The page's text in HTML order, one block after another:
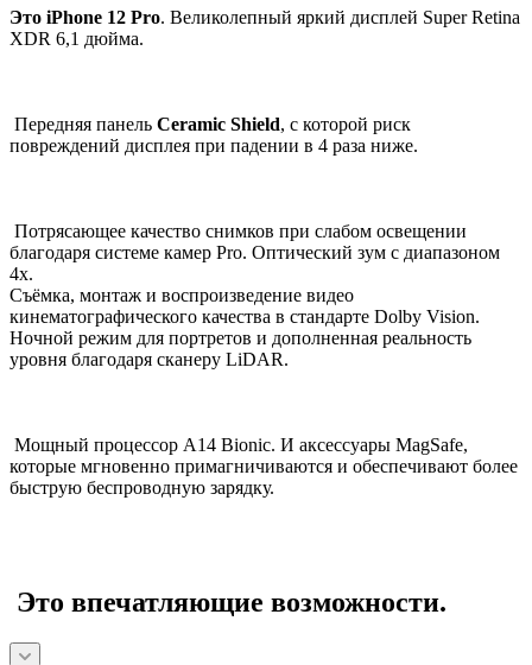
Это iPhone 12 Pro. Великолепный яркий дисплей Super Retina
XDR 6,1 дюйма.
Передняя панель Ceramic Shield, с которой риск
повреждений дисплея при падении в 4 раза ниже.
Потрясающее качество снимков при слабом освещении
благодаря системе камер Pro. Оптический зум с диапазоном
4x.
Съёмка, монтаж и воспроизведение видео
кинематографического качества в стандарте Dolby Vision.
Ночной режим для портретов и дополненная реальность
уровня благодаря сканеру LiDAR.
Мощный процессор A14 Bionic. И аксессуары MagSafe,
которые мгновенно примагничиваются и обеспечивают более
быструю беспроводную зарядку.
Это впечатляющие возможности.